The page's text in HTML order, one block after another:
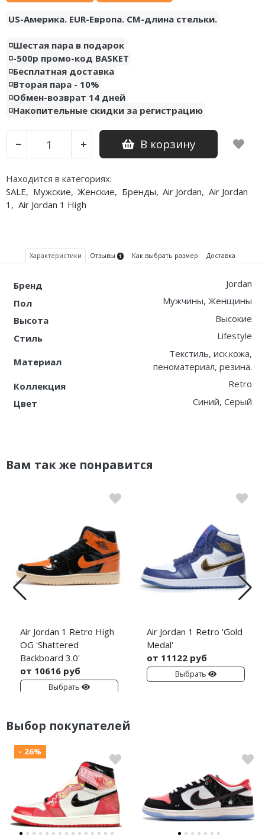
US-Америка. EUR-Европа. CM-длина стельки.
◽️Шестая пара в подарок
◽️-500р промо-код BASKET
◽️Бесплатная доставка
◽️Вторая пара - 10%
◽️Обмен-возврат 14 дней
◽️Накопительные скидки за регистрацию
− + В корзину
Находится в категориях:
SALE, Мужские, Женские, Бренды, Air Jordan, Air Jordan
1 , Air Jordan 1 High
Характеристики Отзывы 1 Как выбрать размер Доставка
Бренд
Jordan
Пол
Мужчины, Женщины
Высота
Высокие
Стиль
Lifestyle
Материал
Текстиль, иск.кожа,
пеноматериал, резина.
Коллекция
Retro
Цвет
Синий, Серый
Вам так же понравится
Air Jordan 1 Retro High
OG 'Shattered
Backboard 3.0'
от 10616 руб
Выбрать
Air Jordan 1 Retro 'Gold
Medal'
от 11122 руб
Выбрать
Выбор покупателей
- 26%
Nike PG
Nike Kobe
Nike Uptempo
Nike Foamposite